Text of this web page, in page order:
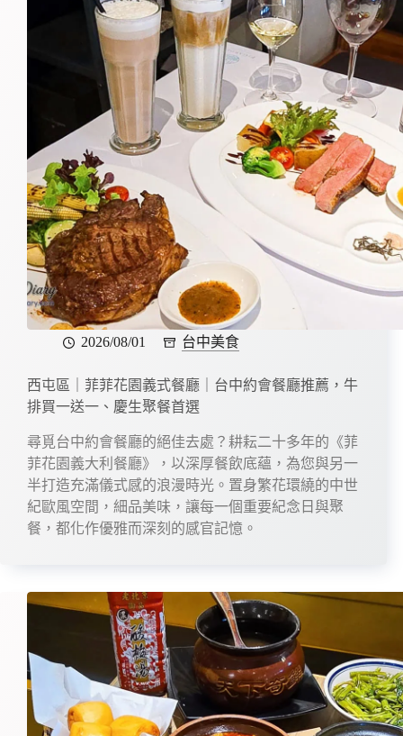
2026/08/01 台中美食
西屯區｜菲菲花園義式餐廳｜台中約會餐廳推薦，牛
排買一送一、慶生聚餐首選
尋覓台中約會餐廳的絕佳去處？耕耘二十多年的《菲
菲花園義大利餐廳》，以深厚餐飲底蘊，為您與另一
半打造充滿儀式感的浪漫時光。置身繁花環繞的中世
紀歐風空間，細品美味，讓每一個重要紀念日與聚
餐，都化作優雅而深刻的感官記憶。